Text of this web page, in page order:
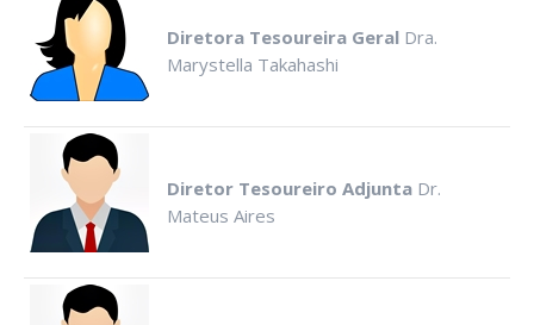
Diretora Tesoureira Geral Dra.
Marystella Takahashi
Diretor Tesoureiro Adjunta Dr.
Mateus Aires